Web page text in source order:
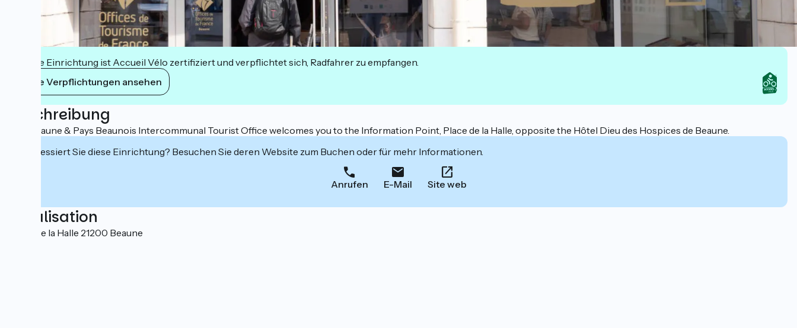
Diese Einrichtung ist Accueil Vélo zertifiziert und verpflichtet sich, Radfahrer zu empfangen.
Ihre Verpflichtungen ansehen
Beschreibung
The Beaune & Pays Beaunois Intercommunal Tourist Office welcomes you to the Information Point, Place de la Halle, opposite the Hôtel Dieu des Hospices de Beaune.
Interessiert Sie diese Einrichtung? Besuchen Sie deren Website zum Buchen oder für mehr Informationen.
Anrufen E-Mail Site web
Localisation
Place de la Halle 21200 Beaune